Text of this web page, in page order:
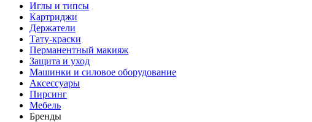
Иглы и типсы
Картриджи
Держатели
Тату-краски
Перманентный макияж
Защита и уход
Машинки и силовое оборудование
Аксессуары
Пирсинг
Мебель
Бренды